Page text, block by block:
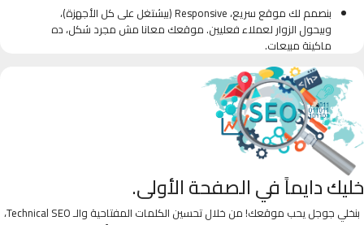
بنصمم لك موقع سريع، Responsive (بيشتغل على كل الأجهزة)،
وبيحول الزوار لعملاء فعليين. موقعك معانا مش مجرد شكل، ده
ماكينة مبيعات.
خليك دايماً في الصفحة الأولى.
بنخلي جوجل يحب موقعك! من خلال تحسين الكلمات المفتاحية والـ Technical SEO،